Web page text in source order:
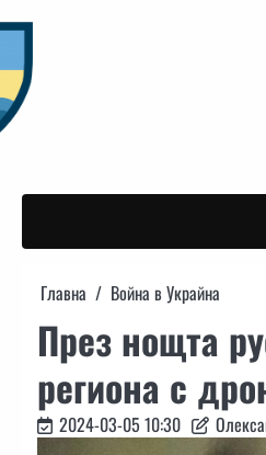
to
content
Главна Война в Украйна
През нощта
региона с
2024-03-05 10:30